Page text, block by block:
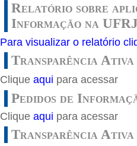
Relatório sobre
Informação na
Para visualizar o relatório
Transparência Ativa
Clique aqui para acessar
Pedidos de
Clique aqui para acessar
Transparência Ativa